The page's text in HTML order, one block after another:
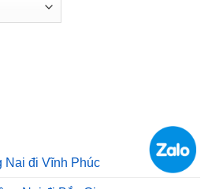
đi Vĩnh Phúc